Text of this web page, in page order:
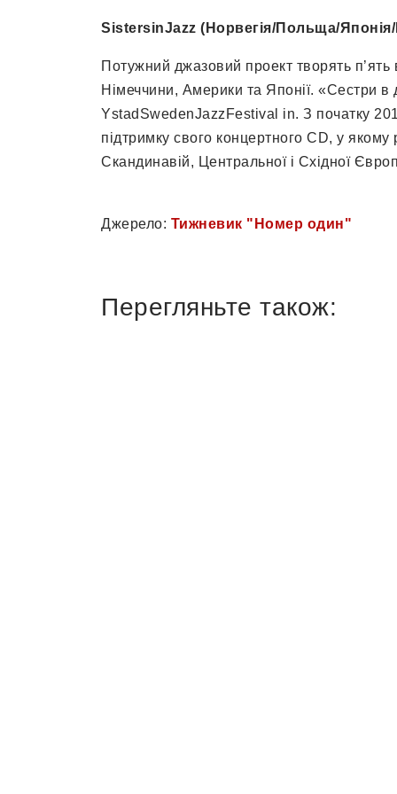
SistersinJazz (Норвегія/Польща/
Потужний джазовий проект творять п’ять
Німеччини, Америки та Японії. «Сестри
YstadSwedenJazzFestival in. З початку
підтримку свого концертного CD, у
Скандинавій, Центральної і Східної
Джерело: Тижневик "Номер один"
Перегляньте також: